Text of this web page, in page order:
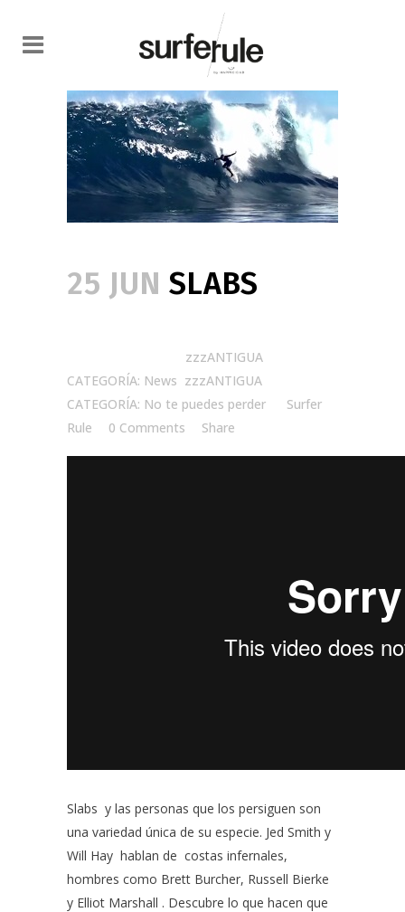
25 JUN SLABS
zzzANTIGUA
CATEGORÍA: News zzzANTIGUA
CATEGORÍA: No te puedes perder
Surfer
Rule
0 Comments Share
Slabs y las personas que los persiguen son
una variedad única de su especie. Jed Smith y
Will Hay hablan de costas infernales,
hombres como Brett Burcher, Russell Bierke
y Elliot Marshall . Descubre lo que hacen que